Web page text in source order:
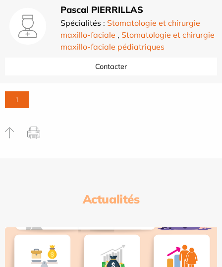
Pascal PIERRILLAS
Spécialités : Stomatologie et chirurgie
maxillo-faciale , Stomatologie et chirurgie
maxillo-faciale pédiatriques
Contacter
1
Actualités